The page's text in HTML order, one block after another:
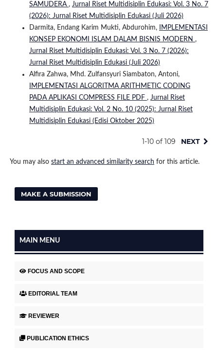
SAMUDERA , Jurnal Riset Multidisiplin Edukasi: Vol. 3 No. 7
(2026): Jurnal Riset Multidisiplin Edukasi (Juli 2026)
Darmita, Endang Karim Mukti, Abdurohim,
IMPLEMENTASI
KONSEP EKONOMI ISLAM DALAM BISNIS MODERN ,
Jurnal Riset Multidisiplin Edukasi: Vol. 3 No. 7 (2026):
Jurnal Riset Multidisiplin Edukasi (Juli 2026)
Alfira Zahwa, Mhd. Zulfansyuri Siambaton, Antoni,
IMPLEMENTASI ALGORITMA ARITHMETIC CODING
PADA APLIKASI COMPRESS FILE PDF , Jurnal Riset
Multidisiplin Edukasi: Vol. 2 No. 10 (2025): Jurnal Riset
Multidisiplin Edukasi (Edisi Oktober 2025)
1-10 of 109 NEXT
You may also start an advanced similarity search for this article.
MAKE A SUBMISSION
MAIN MENU
FOCUS AND SCOPE
EDITORIAL TEAM
REVIEWER
PUBLICATION ETHICS